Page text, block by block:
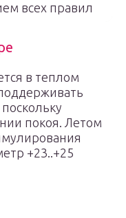
всех правил
в теплом
покоя. Летом
+23..+25